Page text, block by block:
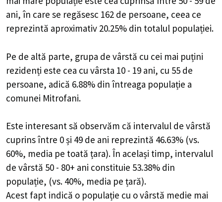
ani, în care se regăsesc 162 de persoane, ceea ce
reprezintă aproximativ 20.25% din totalul populației.
Pe de altă parte, grupa de vârstă cu cei mai puțini
rezidenți este cea cu vârsta 10 - 19 ani, cu 55 de
persoane, adică 6.88% din întreaga populație a
comunei Mitrofani.
Este interesant să observăm că intervalul de vârstă
cuprins între 0 și 49 de ani reprezintă 46.63% (vs.
60%, media pe toată țara). În același timp, intervalul
de vârstă 50 - 80+ ani constituie 53.38% din
populație, (vs. 40%, media pe țară).
Acest fapt indică o populație cu o vârstă medie mai